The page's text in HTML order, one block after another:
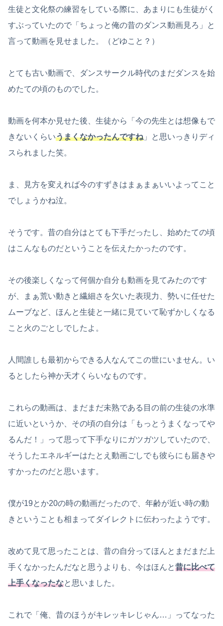
生徒と文化祭の練習をしている際に、あまりにも生徒がく
すぶっていたので「ちょっと俺の昔のダンス動画見ろ」と
言って動画を見せました。（どゆこと？）
とても古い動画で、ダンスサークル時代のまだダンスを始
めたての頃のものでした。
動画を何本か見せた後、生徒から「今の先生とは想像もで
きないくらいうまくなかったんですね 」と思いっきりディ
スられました笑。
ま、見方を変えれば今のすずきはまぁまぁいいよってこと
でしょうかね泣。
そうです。昔の自分はとても下手だったし、始めたての頃
はこんなものだということを伝えたかったのです。
その後楽しくなって何個か自分も動画を見てみたのです
が、まぁ荒い動きと繊細さを欠いた表現力、勢いに任せた
ムーブなど、ほんと生徒と一緒に見ていて恥ずかしくなる
こと火のごとしでしたよ。
人間誰しも最初からできる人なんてこの世にいません。い
るとしたら神か天才くらいなものです。
これらの動画は、まだまだ未熟である目の前の生徒の水準
に近いというか、その頃の自分は「もっとうまくなってや
るんだ！」って思って下手なりにガツガツしていたので、
そうしたエネルギーはたとえ動画ごしでも彼らにも届きや
すかったのだと思います。
僕が19とか20の時の動画だったので、年齢が近い時の動
きということも相まってダイレクトに伝わったようです。
改めて見て思ったことは、昔の自分ってほんとまだまだ上
手くなかったんだなと思うよりも、今はほんと昔に比べて
上手くなったなと思いました。
これで「俺、昔のほうがキレッキレじゃん…」ってなった